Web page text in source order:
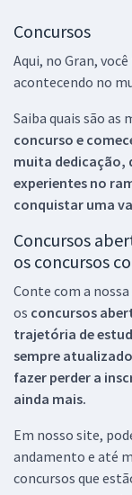
Concursos
Aqui, no Gran,
acontecendo no
Saiba quais são as
concurso e
muita dedicação,
experientes no
conquistar uma
Concursos
os concursos
Conte com a
os concursos
trajetória de
sempre
fazer perder a
ainda mais.
Em nosso site,
andamento e até
concursos que